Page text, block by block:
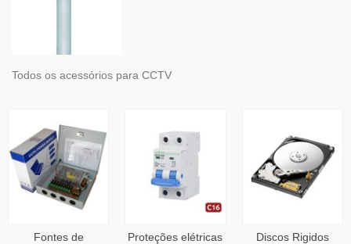
Todos os acessórios para CCTV
Fontes de
Proteções elétricas Discos Rigidos